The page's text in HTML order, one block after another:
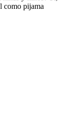
como pijama